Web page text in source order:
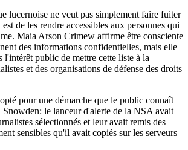
lucernoise ne veut pas simplement faire fuiter
de les rendre accessibles aux personnes qui
Maia Arson Crimew affirme être consciente
des informations confidentielles, mais elle
l'intérêt public de mettre cette liste à la
et des organisations de défense des droits
pour une démarche que le public connaît
le lanceur d'alerte de la NSA avait
sélectionnés et leur avait remis des
sensibles qu'il avait copiés sur les serveurs